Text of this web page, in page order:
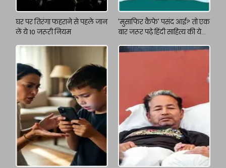
घर पर तिरंगा फहराने से पहले जान
लें ये 10 जरूरी नियम
'मुसाफिर कैफे' पसंद आई? तो एक
बार जरूर पढ़े हिंदी साहित्य की ये